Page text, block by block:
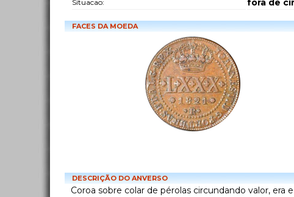
Situacao: fora de
FACES DA MOEDA
DESCRIÇÃO DO ANVERSO
Coroa sobre colar de pérolas circundando valor, era